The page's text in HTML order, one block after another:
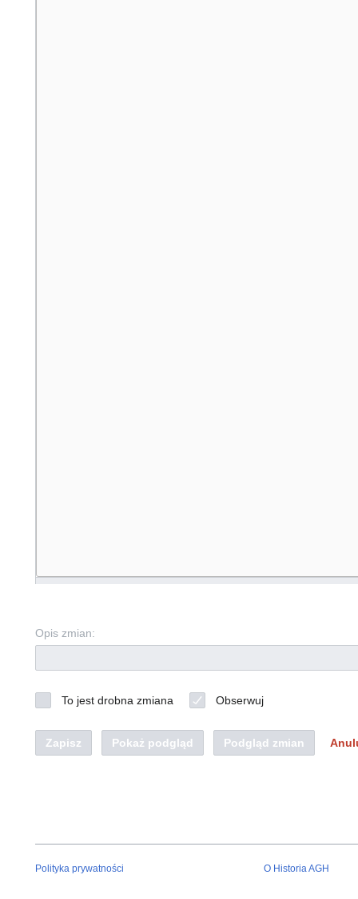
Opis zmian:
To jest drobna zmiana Obserwuj
Zapisz Pokaż podgląd Podgląd zmian
Polityka prywatności O Historia AGH